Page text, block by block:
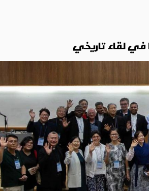
في لقاء تاريخي